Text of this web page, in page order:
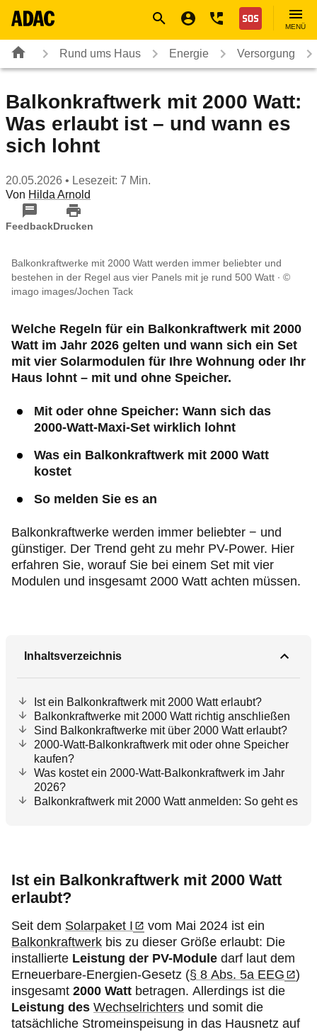
Nothilfe
MENÜ
Rund ums Haus Energie Versorgung
Balkonkraftwerk mit 2000 Watt:
Was erlaubt ist – und wann es
sich lohnt
20.05.2026 • Lesezeit: 7 Min.
Von Hilda Arnold
FeedbackDrucken
Balkonkraftwerke mit 2000 Watt werden immer beliebter und
bestehen in der Regel aus vier Panels mit je rund 500 Watt
©
imago images/Jochen Tack
Welche Regeln für ein Balkonkraftwerk mit 2000
Watt im Jahr 2026 gelten und wann sich ein Set
mit vier Solarmodulen für Ihre Wohnung oder Ihr
Haus lohnt – mit und ohne Speicher.
Mit oder ohne Speicher: Wann sich das
2000-Watt-Maxi-Set wirklich lohnt
Was ein Balkonkraftwerk mit 2000 Watt
kostet
So melden Sie es an
Balkonkraftwerke werden immer beliebter − und
günstiger. Der Trend geht zu mehr PV-Power. Hier
erfahren Sie, worauf Sie bei einem Set mit vier
Modulen und insgesamt 2000 Watt achten müssen.
Inhaltsverzeichnis
Ist ein Balkonkraftwerk mit 2000 Watt erlaubt?
Balkonkraftwerke mit 2000 Watt richtig anschließen
Sind Balkonkraftwerke mit über 2000 Watt erlaubt?
2000-Watt-Balkonkraftwerk mit oder ohne Speicher
kaufen?
Was kostet ein 2000-Watt-Balkonkraftwerk im Jahr
2026?
Balkonkraftwerk mit 2000 Watt anmelden: So geht es
Ist ein Balkonkraftwerk mit 2000 Watt
erlaubt?
Seit dem Solarpaket I
vom Mai 2024 ist ein
Balkonkraftwerk bis zu dieser Größe erlaubt: Die
installierte Leistung der PV-Module darf laut dem
Erneuerbare-Energien-Gesetz (§ 8 Abs. 5a EEG
)
insgesamt 2000 Watt betragen. Allerdings ist die
Leistung des Wechselrichters und somit die
tatsächliche Stromeinspeisung in das Hausnetz auf